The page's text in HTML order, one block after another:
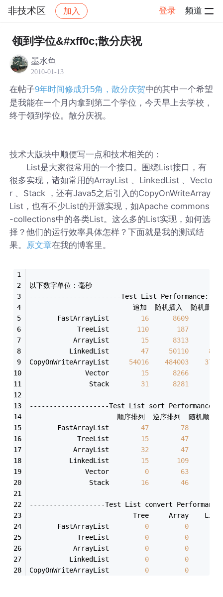
非技术区 加入 登录 频道
社区 非技术区 帖子详情
领到学位&#xff0c;散分庆祝
墨水鱼
2010-01-13
在帖子9年时间修成升5角，散分庆贺中的其中一个希望
是我能在一个月内拿到第二个学位，今天早上去学校，
终于领到学位。散分庆祝。
技术大版块中顺便写一点和技术相关的：
List是大家很常用的一个接口。围绕List接口，有
很多实现，诸如常用的ArrayList 、LinkedList 、Vecto
r 、Stack ，还有Java5之后引入的CopyOnWriteArray
List，也有不少List的开源实现，如Apache commons
-collections中的各类List。这么多的List实现，如何选
择？他们的运行效率具体怎样？下面就是我的测试结
果。
原文章在我的博客里。
以下数字单位：毫秒
-----------------------Test List Performance:
追加  随机插入  随机删除
       FastArrayList
16 8609
            TreeList
110 187
           ArrayList
15 8313
          LinkedList
47 50110
CopyOnWriteArrayList 54016 484003
              Vector
15 8266
               Stack
31 8281
--------------------Test List sort Performance:
                      顺序排列  逆序排列  随机顺序
       FastArrayList
47 78
            TreeList
15 47
           ArrayList
32 47
          LinkedList
15 109
              Vector
0 63
               Stack
16 46
-------------------Test List convert
Tree     Array
       FastArrayList
0
0
            TreeList
0
0
           ArrayList
0
0
          LinkedList
0
0
CopyOnWriteArrayList 0 0